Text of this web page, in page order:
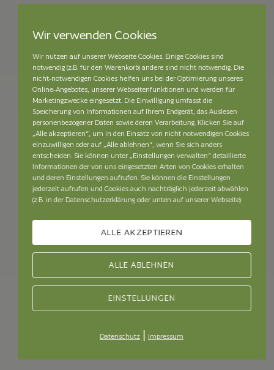
Wir verwenden Cookies
Wir nutzen auf unserer Webseite Cookies. Einige Cookies sind
notwendig (z.B. für den Warenkorb) andere sind nicht notwendig. Die
nicht-notwendigen Cookies helfen uns bei der Optimierung unseres
Online-Angebotes, unserer Webseitenfunktionen und werden für
Marketingzwecke eingesetzt. Die Einwilligung umfasst die
Speicherung von Informationen auf Ihrem Endgerät, das Auslesen
personenbezogener Daten sowie deren Verarbeitung. Klicken Sie auf
„Alle akzeptieren“, um in den Einsatz von nicht notwendigen Cookies
einzuwilligen oder auf „Alle ablehnen“, wenn Sie sich anders
entscheiden. Sie können unter „Einstellungen verwalten“ detaillierte
Informationen der von uns eingesetzten Arten von Cookies erhalten
und deren Einstellungen aufrufen. Sie können die Einstellungen
jederzeit aufrufen und Cookies auch nachträglich jederzeit abwählen
(z.B. in der Datenschutzerklärung oder unten auf unserer Webseite).
ALLE AKZEPTIEREN
ALLE ABLEHNEN
EINSTELLUNGEN
Datenschutz| Impressum